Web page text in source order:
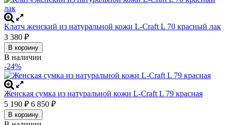
Клатч женский из натуральной кожи L-Craft L 70 красный лак
3 380 ₽
В корзину
В наличии
-24%
Женская сумка из натуральной кожи L-Craft L 79 красная
5 190 ₽ 6 850 ₽
В корзину